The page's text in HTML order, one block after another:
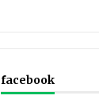
facebook